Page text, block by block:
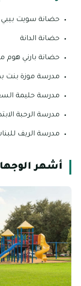
حضانة سويت بيبي
حضانة الدانة
حضانة بارني هوم
مدرسة موزة بنت
مدرسة حليمة
مدرسة الرحبة
مدرسة الريف
أشهر